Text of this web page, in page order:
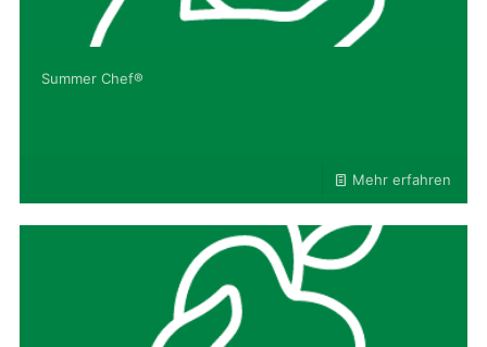
Summer Chef®
Mehr erfahren